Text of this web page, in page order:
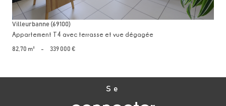
Villeurbanne (69100)
Appartement T4 avec terrasse et vue dégagée
82,70 m² - 339 000 €
Se